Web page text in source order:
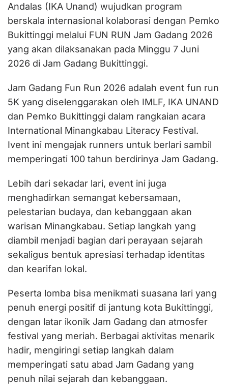
Andalas (IKA Unand) wujudkan program
berskala internasional kolaborasi dengan Pemko
Bukittinggi melalui FUN RUN Jam Gadang 2026
yang akan dilaksanakan pada Minggu 7 Juni
2026 di Jam Gadang Bukittinggi.
Jam Gadang Fun Run 2026 adalah event fun run
5K yang diselenggarakan oleh IMLF, IKA UNAND
dan Pemko Bukittinggi dalam rangkaian acara
International Minangkabau Literacy Festival.
Ivent ini mengajak runners untuk berlari sambil
memperingati 100 tahun berdirinya Jam Gadang.
Lebih dari sekadar lari, event ini juga
menghadirkan semangat kebersamaan,
pelestarian budaya, dan kebanggaan akan
warisan Minangkabau. Setiap langkah yang
diambil menjadi bagian dari perayaan sejarah
sekaligus bentuk apresiasi terhadap identitas
dan kearifan lokal.
Peserta lomba bisa menikmati suasana lari yang
penuh energi positif di jantung kota Bukittinggi,
dengan latar ikonik Jam Gadang dan atmosfer
festival yang meriah. Berbagai aktivitas menarik
hadir, mengiringi setiap langkah dalam
memperingati satu abad Jam Gadang yang
penuh nilai sejarah dan kebanggaan.